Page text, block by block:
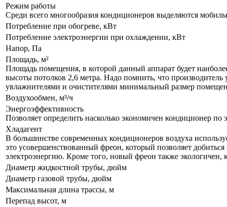
Режим работы
Среди всего многообразия кондиционеров выделяются
Потребление при обогреве, кВт
Потребление электроэнергии при охлаждении, кВт
Напор, Па
Площадь, м²
Площадь помещения, в которой данный аппарат будет
высоты потолков 2,6 метра. Надо помнить, что
увлажнителями и очистителями минимальный размер
Воздухообмен, м³/ч
Энергоэффективность
Позволяет определить насколько экономичен кондиционер по
Хладагент
В большинстве современных кондиционеров воздуха
это усовершенствованный фреон, который позволяет
электроэнергию. Кроме того, новый фреон также экологичен,
Диаметр жидкостной трубы, дюйм
Диаметр газовой трубы, дюйм
Максимальная длина трассы, м
Перепад высот, м